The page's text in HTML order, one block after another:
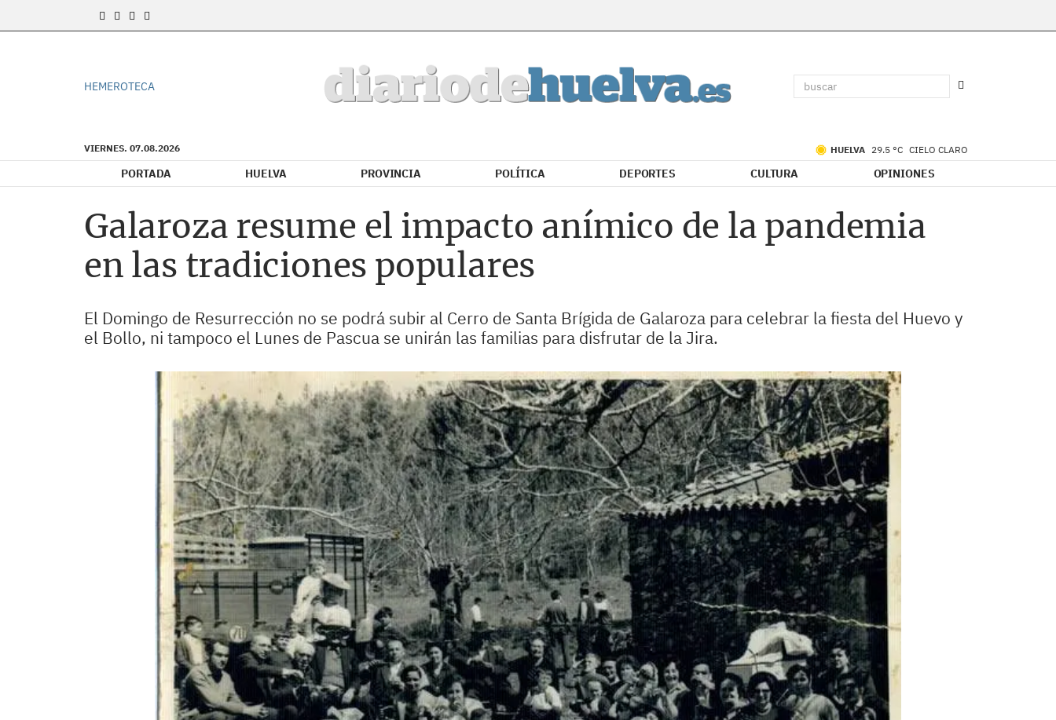
HEMEROTECA
VIERNES. 07.08.2026 HUELVA 29.5 °C CIELO CLARO
PORTADA HUELVA PROVINCIA POLÍTICA DEPORTES CULTURA OPINIONES
Galaroza resume el impacto anímico de la pandemia
en las tradiciones populares
El Domingo de Resurrección no se podrá subir al Cerro de Santa Brígida de Galaroza para celebrar la fiesta del Huevo y
el Bollo, ni tampoco el Lunes de Pascua se unirán las familias para disfrutar de la Jira.